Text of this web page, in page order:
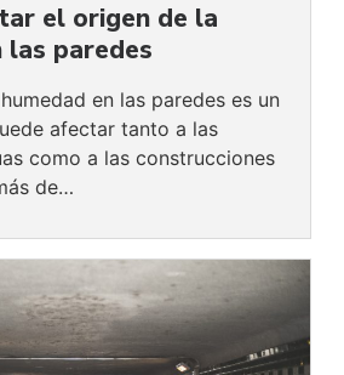
el origen de la
las paredes
en las paredes es un
afectar tanto a las
como a las construcciones
de…